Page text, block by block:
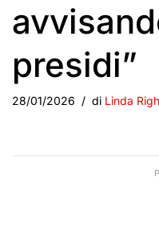
presidi”
28/01/2026 di Linda